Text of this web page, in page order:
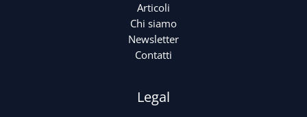
Articoli
Chi siamo
Newsletter
Contatti
Legal